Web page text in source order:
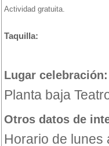
Actividad gratuita.
Taquilla:
Lugar celebración:
Planta baja
Otros datos de
Horario de lunes